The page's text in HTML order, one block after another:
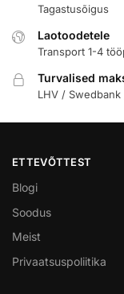
Tagastusõigus
Laotoodetele
Transport 1-4
Turvalised
LHV /
ETTEVÕTTEST
Blogi
Soodus
Meist
Privaatsuspoliitika